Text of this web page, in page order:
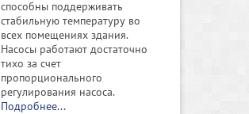
способны поддерживать
стабильную температуру во
всех помещениях здания.
Насосы работают достаточно
тихо за счет
пропорционального
регулирования насоса.
Подробнее...